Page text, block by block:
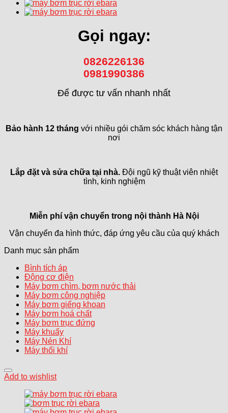
Gọi ngay:
0826226136
0981990386
Để được tư vấn nhanh nhất
Bảo hành 12 tháng với nhiều gói chăm sóc khách hàng tận
nơi
Lắp đặt và sửa chữa tại nhà. Đội ngũ kỹ thuật viên nhiệt
tình, kinh nghiệm
Miễn phí vận chuyển trong nội thành Hà Nội
Vận chuyển đa hình thức, đáp ứng yêu cầu của quý khách
Danh mục sản phẩm
Bình tích áp
Động cơ điện
Máy bơm chìm, bơm nước thải
Máy bơm công nghiệp
Máy bơm giếng khoan
Máy bơm hoá chất
Máy bơm trục đứng
Máy khuấy
Máy Nén Khí
Máy thổi khí
Add to wishlist